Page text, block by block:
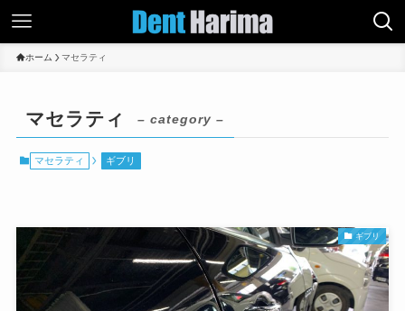
ホーム マセラティ
マセラティ – category –
マセラティ ギブリ
ギブリ